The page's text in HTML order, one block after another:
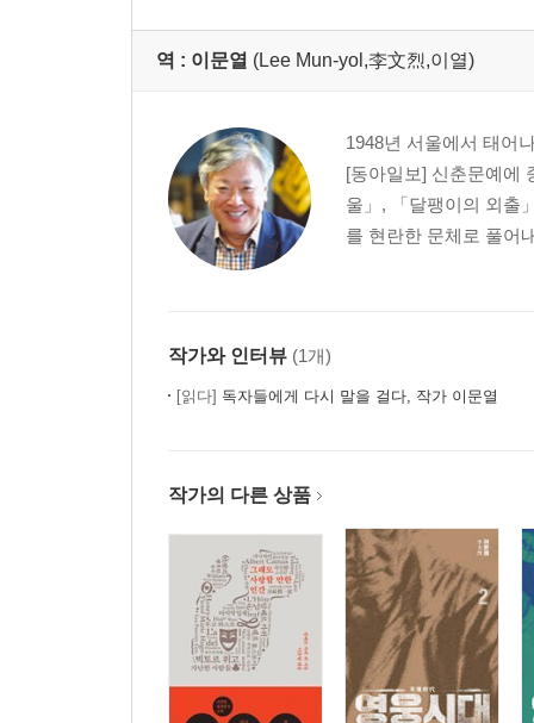
역 : 이문열 (Lee Mun-yol,李文烈,이열)
1948년 서울에서 태어
[동아일보] 신춘문예에
울」, 「달팽이의 외출
를 현란한 문체로 풀어
작가와 인터뷰 (1개)
[읽다] 독자들에게 다시 말을 걸다, 작가 이문열
작가의 다른 상품